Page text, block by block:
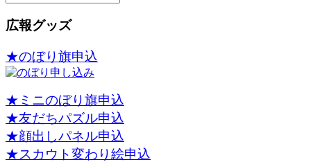
広報グッズ
★のぼり旗申込
★ミニのぼり旗申込
★友だちパズル申込
★顔出しパネル申込
★スカウト変わり絵申込